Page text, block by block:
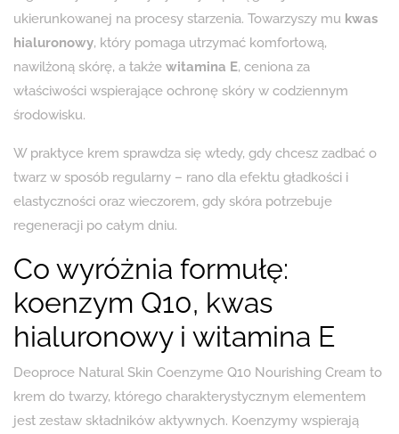
ukierunkowanej na procesy starzenia. Towarzyszy mu kwas
hialuronowy, który pomaga utrzymać komfortową,
nawilżoną skórę, a także witamina E, ceniona za
właściwości wspierające ochronę skóry w codziennym
środowisku.
W praktyce krem sprawdza się wtedy, gdy chcesz zadbać o
twarz w sposób regularny – rano dla efektu gładkości i
elastyczności oraz wieczorem, gdy skóra potrzebuje
regeneracji po całym dniu.
Co wyróżnia formułę:
koenzym Q10, kwas
hialuronowy i witamina E
Deoproce Natural Skin Coenzyme Q10 Nourishing Cream to
krem do twarzy, którego charakterystycznym elementem
jest zestaw składników aktywnych. Koenzymy wspierają